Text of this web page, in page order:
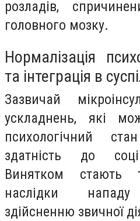
розладів,
головного мозку.
Нормалізація
та інтеграція в
Зазвичай
ускладнень, які
психологічний
здатність до
Винятком стають
наслідки
здійсненню звичної